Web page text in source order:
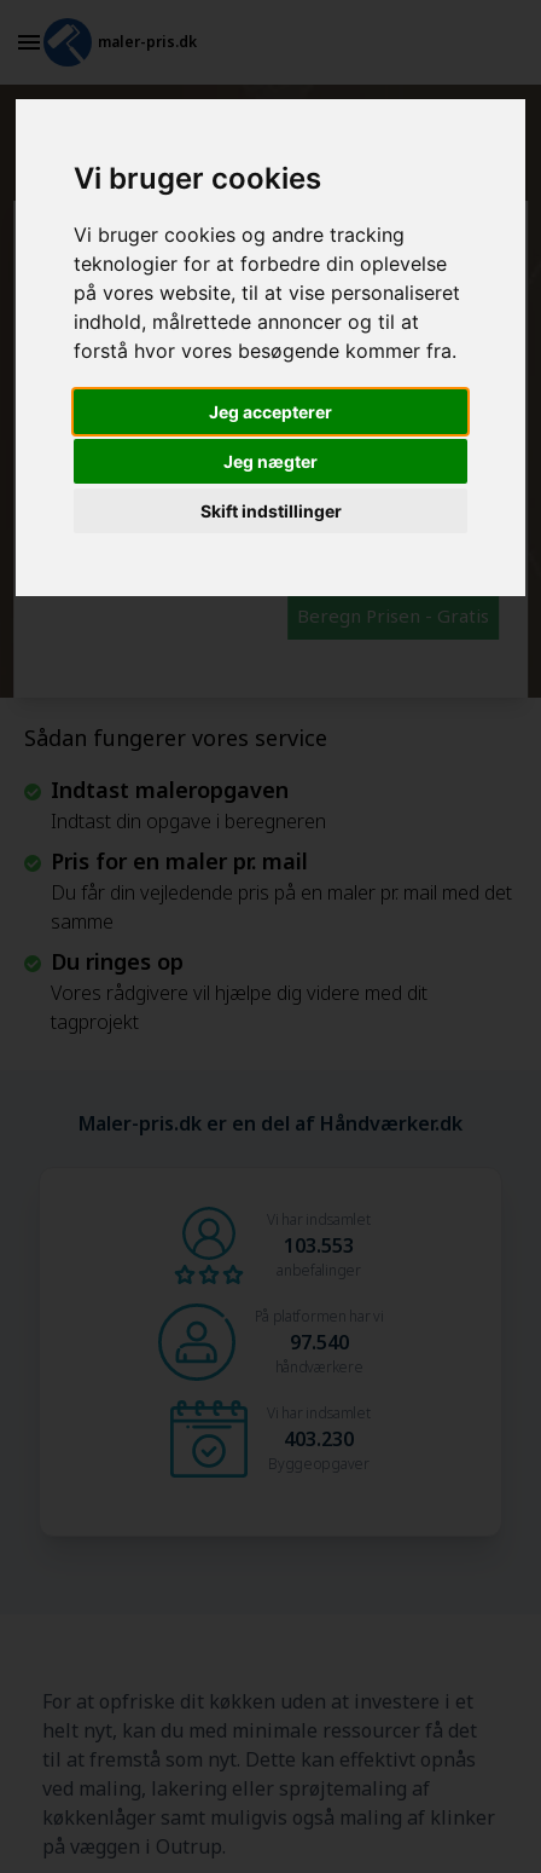
Vi bruger cookies
Vi bruger cookies og andre tracking
teknologier for at forbedre din oplevelse
på vores website, til at vise personaliseret
indhold, målrettede annoncer og til at
forstå hvor vores besøgende kommer fra.
Jeg accepterer
Jeg nægter
Skift indstillinger
maler-pris.dk
Sådan fungerer vores service
Indtast maleropgaven
Indtast din opgave i beregneren
Pris for en maler pr. mail
Du får din vejledende pris på en maler pr. mail med det
samme
Du ringes op
Vores rådgivere vil hjælpe dig videre med dit
tagprojekt
Beregn prisen her
MALEROPGAVER - INDVENDIGT:
MALEROPGAVER - UDVENDIGT:
FRAFLYTNINGSPAKKE:
Beregn Prisen - Gratis
Maler-pris.dk er en del af Håndværker.dk
Vi har indsamlet
103.553
anbefalinger
På platformen har vi
97.540
håndværkere
Vi har indsamlet
403.230
Byggeopgaver
For at opfriske dit køkken uden at investere i et
helt nyt, kan du med minimale ressourcer få det
til at fremstå som nyt. Dette kan effektivt opnås
ved maling, lakering eller sprøjtemaling af
køkkenlåger samt muligvis også maling af klinker
på væggen i Outrup.